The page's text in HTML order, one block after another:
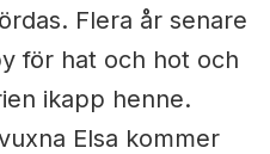
Flera år senare
för hat och hot och
ikapp henne.
Elsa kommer